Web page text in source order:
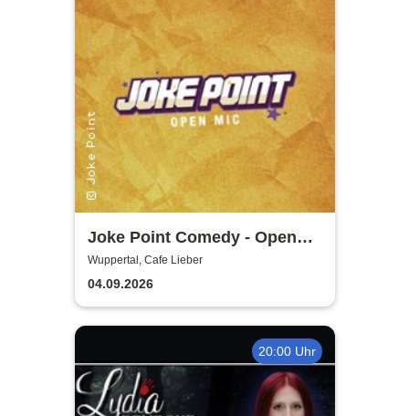
Joke Point Comedy - Open
Mic | Cafe Lieber
Wuppertal, Cafe Lieber
04.09.2026
20:00 Uhr